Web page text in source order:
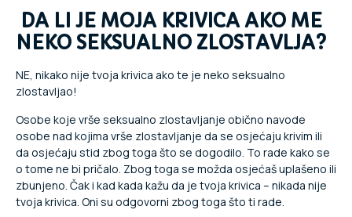
DA LI JE MOJA KRIVICA AKO ME
NEKO SEKSUALNO ZLOSTAVLJA?
NE, nikako nije tvoja krivica ako te je neko seksualno
zlostavljao!
Osobe koje vrše seksualno zlostavljanje obično navode
osobe nad kojima vrše zlostavljanje da se osjećaju krivim ili
da osjećaju stid zbog toga što se dogodilo. To rade kako se
o tome ne bi pričalo. Zbog toga se možda osjećaš uplašeno ili
zbunjeno. Čak i kad kada kažu da je tvoja krivica – nikada nije
tvoja krivica. Oni su odgovorni zbog toga što ti rade.